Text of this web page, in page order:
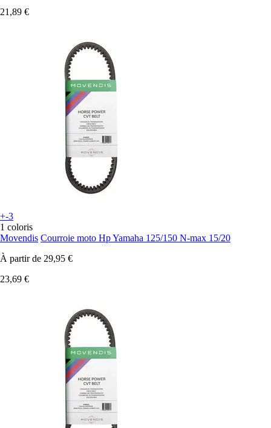
21,89 €
+-3
1 coloris
Movendis Courroie moto Hp Yamaha 125/150 N-max 15/20
À partir de 29,95 €
23,69 €